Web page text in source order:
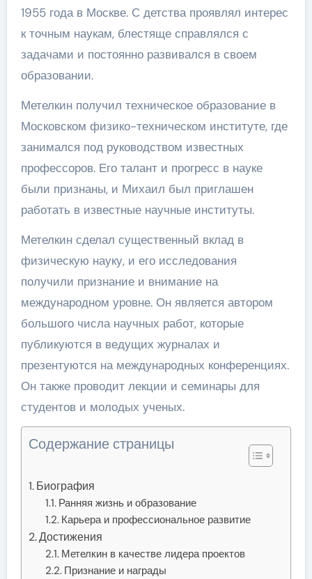
1955 года в Москве. С детства проявлял интерес
к точным наукам, блестяще справлялся с
задачами и постоянно развивался в своем
образовании.
Метелкин получил техническое образование в
Московском физико-техническом институте, где
занимался под руководством известных
профессоров. Его талант и прогресс в науке
были признаны, и Михаил был приглашен
работать в известные научные институты.
Метелкин сделал существенный вклад в
физическую науку, и его исследования
получили признание и внимание на
международном уровне. Он является автором
большого числа научных работ, которые
публикуются в ведущих журналах и
презентуются на международных конференциях.
Он также проводит лекции и семинары для
студентов и молодых ученых.
Содержание страницы
Биография
Ранняя жизнь и образование
Карьера и профессиональное развитие
Достижения
Метелкин в качестве лидера проектов
Признание и награды